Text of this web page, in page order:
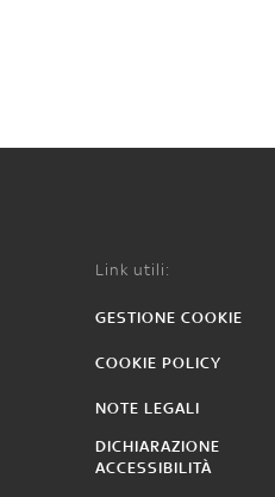
Link utili:
GESTIONE COOKIE
COOKIE POLICY
NOTE LEGALI
DICHIARAZIONE
ACCESSIBILITÀ